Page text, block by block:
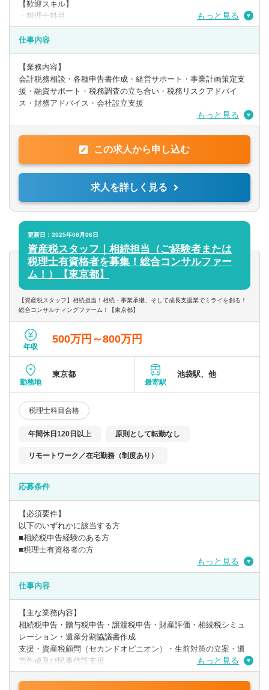
【歓迎スキル】
・税理士科目
・税理士資格
【求める人物像】
●何事にも明るく前向きに捉えることができる方
●主体的に自ら考え行動できる方
●目標に向かって努力できる方
●周りの方へ思いやりを持って接することができる方
もっと見る
仕事内容
【業務内容】
会計税務相談・各種申告書作成・経営サポート・事業計画策定支
援・融資サポート・税務調査の立ち合い・税務リスクアドバイ
ス・財務アドバイス・会社設立支援
ベンチャー、スタートアップ企業から中小企業まで
幅広いお客様を担当できます。
税務申告だけではなく、お客様の売上につながるアドバイスや支
援を行うため
高付加価値サービスの提供を一緒に行いませんか？
もっと見る
この求人から申し込む
求人を詳しく見る
更新日：2025年08月06日
資産税スタッフ｜相続担当（ご経験者または
税理士有資格者を募集！総合コンサルファー
ム！）【東京都】
【資産税スタッフ】相続担当！相続・事業承継、そして成長支援業でミライを創る！
総合コンサルティングファーム！【東京都】
年収
500万円～800万円
勤務地
東京都
最寄駅
池袋駅、他
税理士科目合格
年間休日120日以上 原則として転勤なし
リモートワーク／在宅勤務（制度あり）
応募条件
【必須要件】
以下のいずれかに該当する方
■相続税申告経験のある方
■税理士有資格者の方
※時短勤務相談可能です！
もっと見る
仕事内容
【主な業務内容】
相続税申告・贈与税申告・譲渡税申告・財産評価・相続税シミュ
レーション・遺産分割協議書作成
支援・資産税顧問（セカンドオピニオン）・生前対策の立案・遺
言作成及び民事信託支援
資産総額数千万円～数十億円のお客様の相続税申告・タックスコ
もっと見る